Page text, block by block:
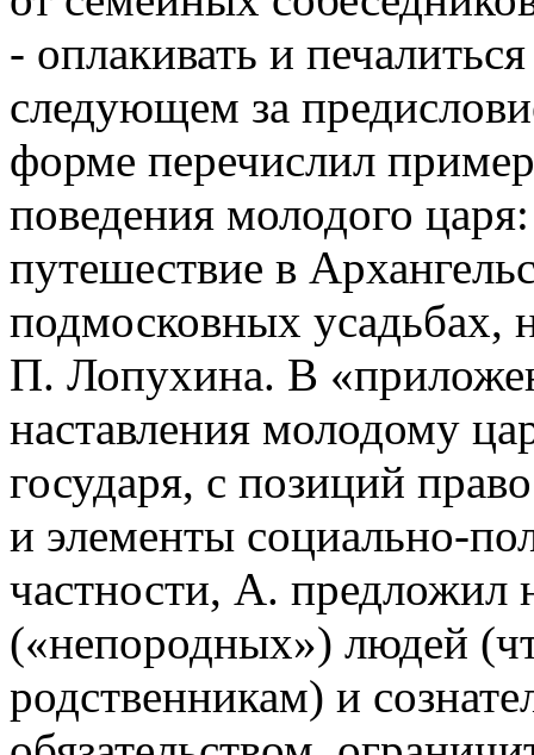
- оплакивать и
следующем за
форме перечислил
поведения молодого
путешествие в
подмосковных усадьбах,
П. Лопухина. В
наставления молодому
государя, с позиций
и элементы социально-
частности, А. предложил
(«непородных») людей
родственникам) и